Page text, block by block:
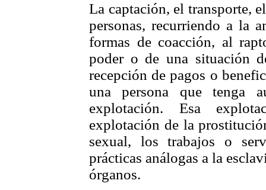
La captación, el transporte,
personas, recurriendo a la
formas de coacción, al
poder o de una situación
recepción de pagos o
una persona que tenga
explotación. Esa
explotación de la
sexual, los trabajos o
prácticas análogas a la
órganos.